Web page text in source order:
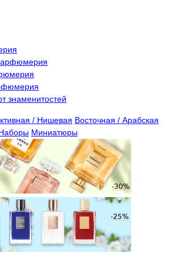
знаменитостей
/ Нишевая Восточная / Арабская
Миниатюры